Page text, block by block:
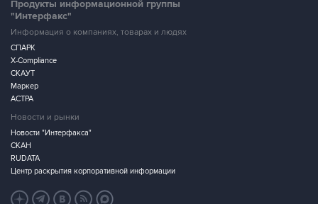
Продукты информационной группы
"Интерфакс"
Информация о компаниях, товарах и людях
СПАРК
X-Compliance
СКАУТ
Маркер
АСТРА
Новости и рынки
Новости "Интерфакса"
СКАН
RUDATA
Центр раскрытия корпоративной информации